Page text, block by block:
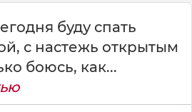
буду спать
с настежь открытым
боюсь, как...